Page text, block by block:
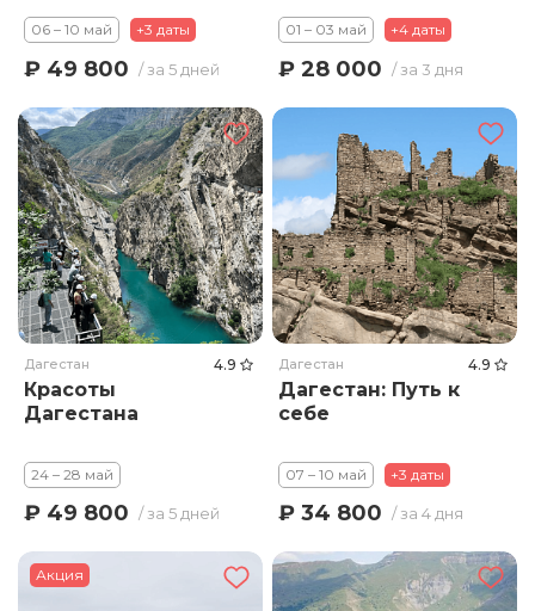
06 – 10 май +3 даты
₽ 49 800 / за 5 дней
01 – 03 май +4 даты
₽ 28 000 / за 3 дня
Дагестан 4.9
Красоты
Дагестана
24 – 28 май
₽ 49 800 / за 5 дней
Дагестан 4.9
Дагестан: Путь к
себе
07 – 10 май +3 даты
₽ 34 800 / за 4 дня
Акция